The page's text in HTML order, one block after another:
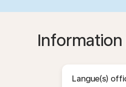
Langue(s)